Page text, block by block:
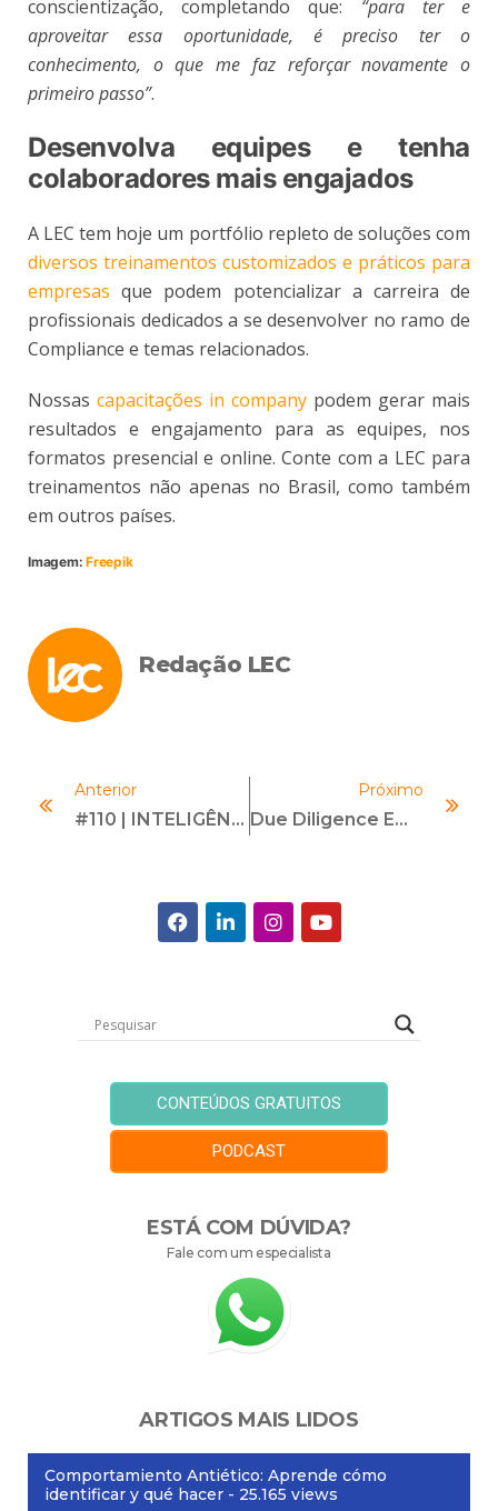
conscientização, completando que: “para ter e
aproveitar essa oportunidade, é preciso ter o
conhecimento, o que me faz reforçar novamente o
primeiro passo”.
Desenvolva equipes e tenha
colaboradores mais engajados
A LEC tem hoje um portfólio repleto de soluções com
diversos treinamentos customizados e práticos para
empresas que podem potencializar a carreira de
profissionais dedicados a se desenvolver no ramo de
Compliance e temas relacionados.
Nossas capacitações in company podem gerar mais
resultados e engajamento para as equipes, nos
formatos presencial e online. Conte com a LEC para
treinamentos não apenas no Brasil, como também
em outros países.
Imagem:Freepik
Redação LEC
Anterior
#110 | INTELIGÊNCIA EMOCIONAL DO COMPLIANCE OFFICER | Com Vanessa Carvalho
Próximo
Due Diligence Em Compliance – O Que É E Para Que Serve?
CONTEÚDOS GRATUITOS
PODCAST
ESTÁ COM DÚVIDA?
Fale com um especialista
ARTIGOS MAIS LIDOS
Comportamiento Antiético: Aprende cómo
identificar y qué hacer - 25.165 views